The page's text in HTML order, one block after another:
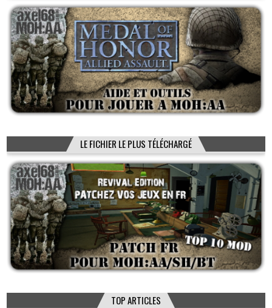
LE FICHIER LE PLUS TÉLÉCHARGÉ
TOP ARTICLES